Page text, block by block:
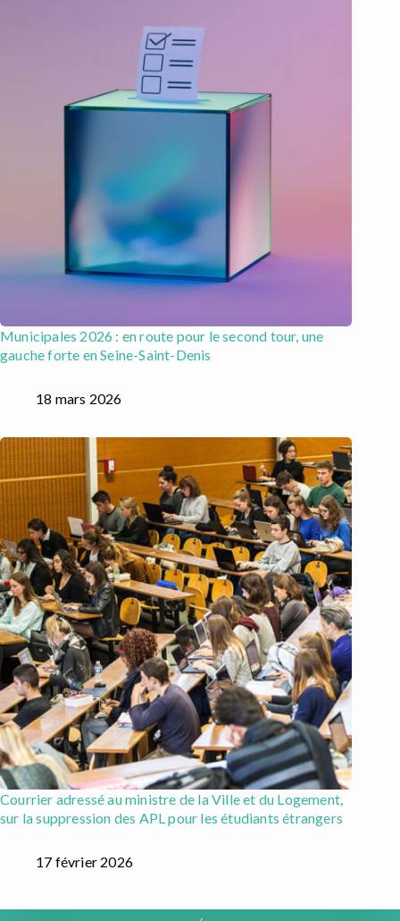
Municipales 2026 : en route pour le second tour, une
gauche forte en Seine-Saint-Denis
18 mars 2026
Courrier adressé au ministre de la Ville et du Logement,
sur la suppression des APL pour les étudiants étrangers
17 février 2026